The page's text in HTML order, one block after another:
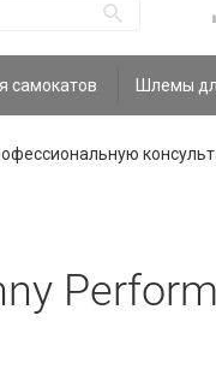
самокатов